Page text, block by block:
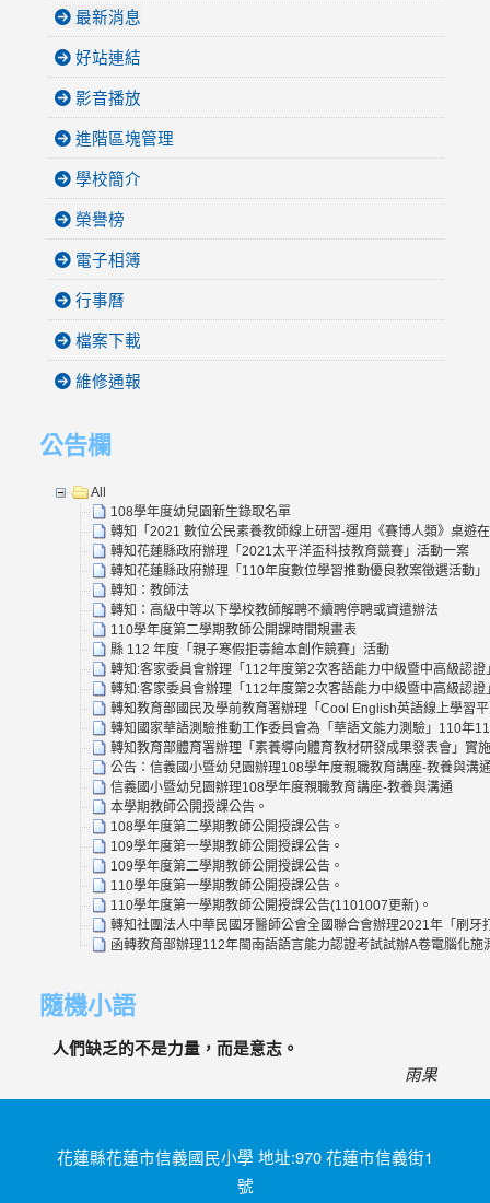
最新消息
好站連結
影音播放
進階區塊管理
學校簡介
榮譽榜
電子相簿
行事曆
檔案下載
維修通報
公告欄
All
108學年度幼兒園新生錄取名單
轉知「2021 數位公民素養教師線上研習-運用《賽博人類》桌遊
轉知花蓮縣政府辦理「2021太平洋盃科技教育競賽」活動一案
轉知花蓮縣政府辦理「110年度數位學習推動優良教案徵選活動」
轉知：教師法
轉知：高級中等以下學校教師解聘不續聘停聘或資遣辦法
110學年度第二學期教師公開課時間規畫表
縣 112 年度「親子寒假拒毒繪本創作競賽」活動
轉知:客家委員會辦理「112年度第2次客語能力中級暨中高級認
轉知:客家委員會辦理「112年度第2次客語能力中級暨中高級認
轉知教育部國民及學前教育署辦理「Cool English英語線上學習
轉知國家華語測驗推動工作委員會為「華語文能力測驗」110年
轉知教育部體育署辦理「素養導向體育教材研發成果發表會」實
公告：信義國小暨幼兒園辦理108學年度親職教育講座-教養與溝
信義國小暨幼兒園辦理108學年度親職教育講座-教養與溝通
本學期教師公開授課公告。
108學年度第二學期教師公開授課公告。
109學年度第一學期教師公開授課公告。
109學年度第二學期教師公開授課公告。
110學年度第一學期教師公開授課公告。
110學年度第一學期教師公開授課公告(1101007更新)。
轉知社團法人中華民國牙醫師公會全國聯合會辦理2021年「刷牙
函轉教育部辦理112年閩南語語言能力認證考試試辦A卷電腦化
隨機小語
人們缺乏的不是力量，而是意志。
雨果
花蓮縣花蓮市信義國民小學 地址:970 花蓮市信義街1
號